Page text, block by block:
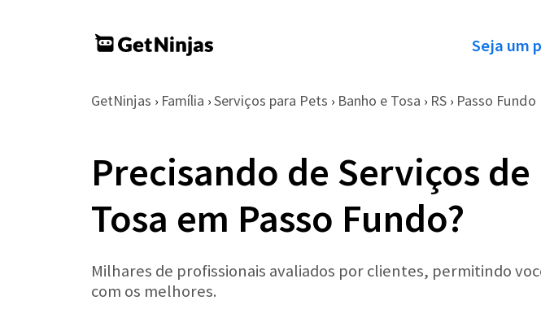
Seja um
GetNinjas › Família › Serviços para Pets › Banho e Tosa › RS › Passo Fundo
Precisando de Serviços de
Tosa em Passo Fundo?
Milhares de profissionais avaliados por clientes, permitindo
com os melhores.